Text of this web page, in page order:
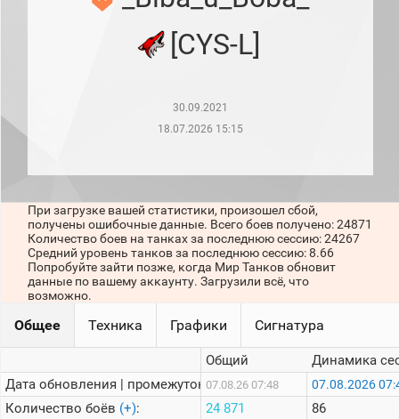
игроков
Кланы
Статистика
стримеров
Информация
Онлайн
Цветовая
шкала
[CYS-L]
30.09.2021
18.07.2026 15:15
При загрузке вашей статистики, произошел сбой,
получены ошибочные данные. Всего боев получено: 24871
Количество боев на танках за последнюю сессию: 24267
Средний уровень танков за последнюю сессию: 8.66
Попробуйте зайти позже, когда Мир Танков обновит
данные по вашему аккаунту. Загрузили всё, что
возможно.
Общее Техника Графики Сигнатура
Дата обновления | промежуток:
Количество боёв (+):
Общий
07.08.26 07:48
24 871
Динамика
07.08.2026
86